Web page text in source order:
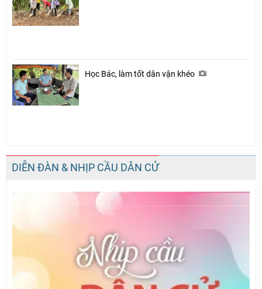
Học Bác, làm tốt dân vận khéo
DIỄN ĐÀN & NHỊP CẦU DÂN CỬ